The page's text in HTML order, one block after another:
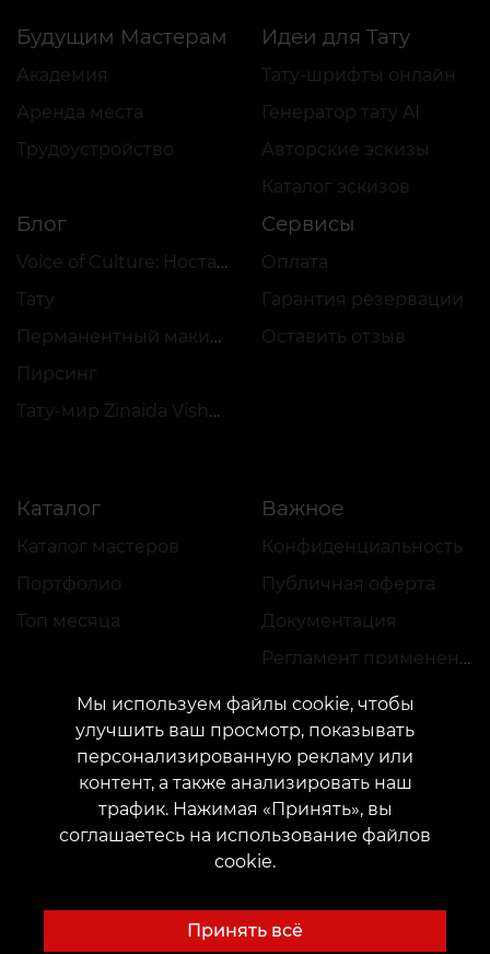
Будущим Мастерам
Академия
Аренда места
Трудоустройство
Идеи для Тату
Тату-шрифты онлайн
Генератор тату AI
Авторские эскизы
Каталог эскизов
Блог
Voice of Culture: Ностальгия по 2000-м
Тату
Перманентный макияж
Пирсинг
Тату-мир Zinaida Vishenka
Сервисы
Оплата
Гарантия резервации
Оставить отзыв
Каталог
Каталог мастеров
Портфолио
Топ месяца
Важное
Конфиденциальность
Публичная оферта
Документация
Регламент применения акций
КОНТАКТЫ
Свяжитесь с нами: customers@vean-tattoo.com
marketing.veantattoo@gmail.com
Жалобы и предложения:complaints@vean-tattoo.com
Мы используем файлы cookie, чтобы
улучшить ваш просмотр, показывать
персонализированную рекламу или
контент, а также анализировать наш
трафик. Нажимая «Принять», вы
соглашаетесь на использование файлов
cookie.
Принять всё